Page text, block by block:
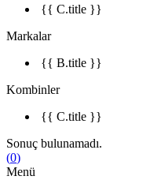
{{ C.title }}
Markalar
{{ B.title }}
Kombinler
{{ C.title }}
Sonuç bulunamadı.
(0)
Menü